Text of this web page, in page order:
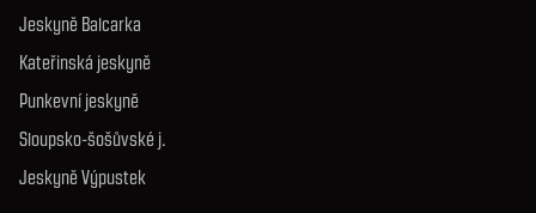
Jeskyně Balcarka
Kateřinská jeskyně
Punkevní jeskyně
Sloupsko-šošůvské j.
Jeskyně Výpustek